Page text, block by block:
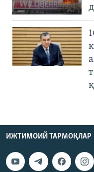
ИЖТИМОИЙ ТАРМОҚЛАР